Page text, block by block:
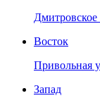
Восток
Привольная
Запад